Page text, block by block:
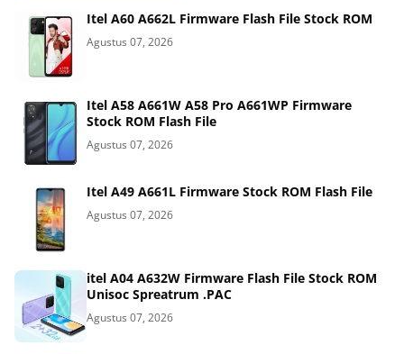
Itel A60 A662L Firmware Flash File Stock ROM
Agustus 07, 2026
Itel A58 A661W A58 Pro A661WP Firmware
Stock ROM Flash File
Agustus 07, 2026
Itel A49 A661L Firmware Stock ROM Flash File
Agustus 07, 2026
itel A04 A632W Firmware Flash File Stock ROM
Unisoc Spreatrum .PAC
Agustus 07, 2026